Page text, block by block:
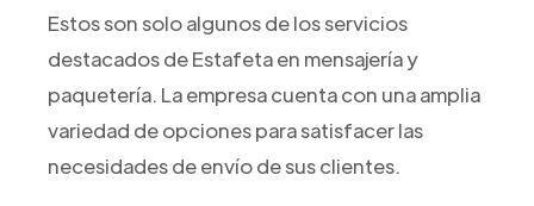
Estos son solo algunos de los servicios
destacados de Estafeta en mensajería y
paquetería. La empresa cuenta con una amplia
variedad de opciones para satisfacer las
necesidades de envío de sus clientes.